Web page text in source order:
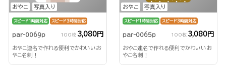
おやこ 写真入り
スピード1時間対応 スピード3時間対応
par-0069p 100枚 3,080円
おやこ連名で作れる便利でかわいいお
やこ名刺！
おやこ 写真入り
スピード1時間対応 スピード3時間対応
par-0065p 100枚 3,080円
おやこ連名で作れる便利でかわいいお
やこ名刺！